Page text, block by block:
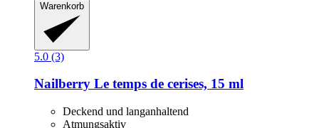
Warenkorb
5.0 (3)
Nailberry Le temps de cerises, 15 ml
Deckend und langanhaltend
Atmungsaktiv